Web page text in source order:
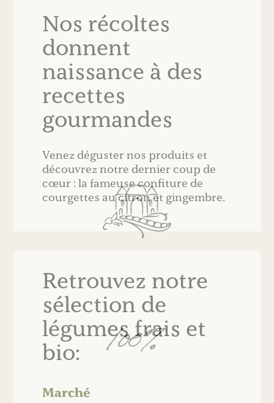
Nos récoltes
donnent
naissance à des
recettes
gourmandes
Venez déguster nos produits et
découvrez notre dernier coup de
cœur : la fameuse confiture de
courgettes au citron et gingembre.
Retrouvez notre
sélection de
légumes frais et
bio:
Marché